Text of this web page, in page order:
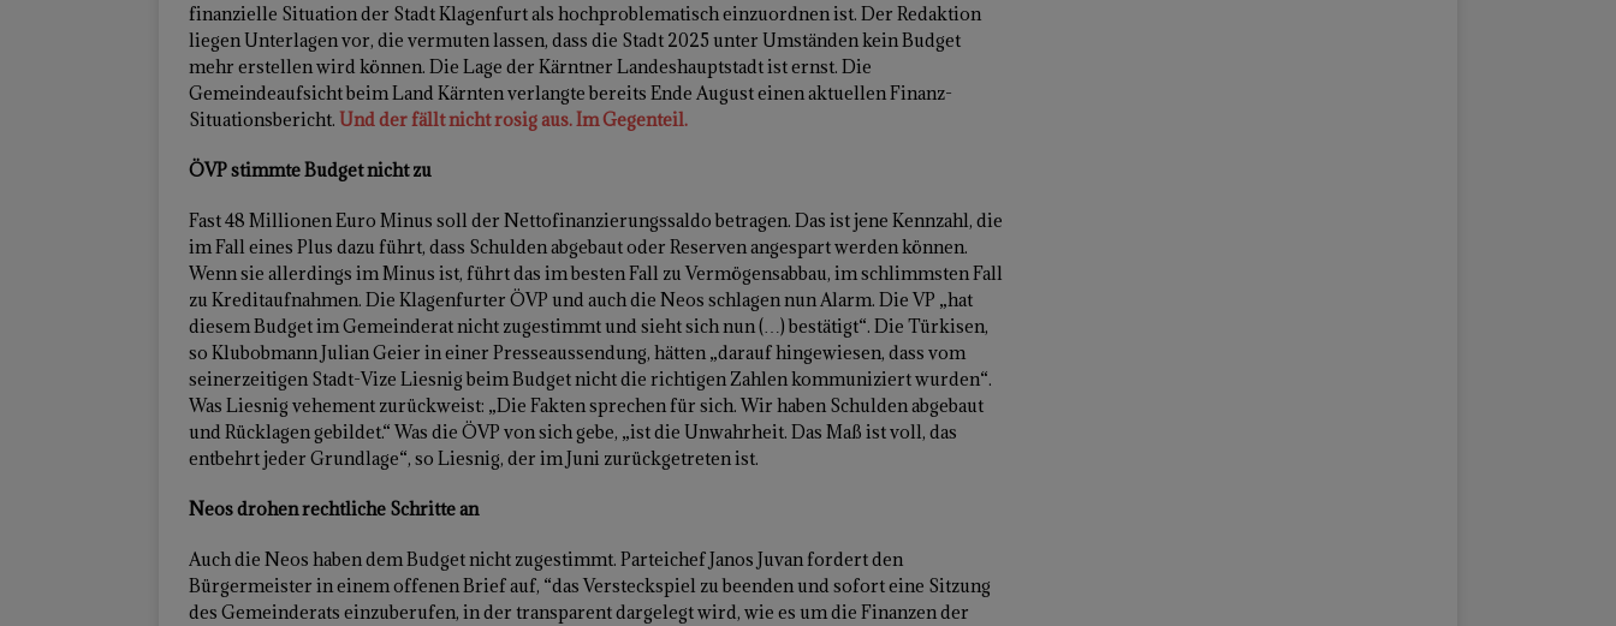
finanzielle Situation der Stadt Klagenfurt als hochproblematisch einzuordnen ist. Der Redaktion
liegen Unterlagen vor, die vermuten lassen, dass die Stadt 2025 unter Umständen kein Budget
mehr erstellen wird können. Die Lage der Kärntner Landeshauptstadt ist ernst. Die
Gemeindeaufsicht beim Land Kärnten verlangte bereits Ende August einen aktuellen Finanz-
Situationsbericht. Und der fällt nicht rosig aus. Im Gegenteil.
ÖVP stimmte Budget nicht zu
Fast 48 Millionen Euro Minus soll der Nettofinanzierungssaldo betragen. Das ist jene Kennzahl, die
im Fall eines Plus dazu führt, dass Schulden abgebaut oder Reserven angespart werden können.
Wenn sie allerdings im Minus ist, führt das im besten Fall zu Vermögensabbau, im schlimmsten Fall
zu Kreditaufnahmen. Die Klagenfurter ÖVP und auch die Neos schlagen nun Alarm. Die VP „hat
diesem Budget im Gemeinderat nicht zugestimmt und sieht sich nun (…) bestätigt“. Die Türkisen,
so Klubobmann Julian Geier in einer Presseaussendung, hätten „darauf hingewiesen, dass vom
seinerzeitigen Stadt-Vize Liesnig beim Budget nicht die richtigen Zahlen kommuniziert wurden“.
Was Liesnig vehement zurückweist: „Die Fakten sprechen für sich. Wir haben Schulden abgebaut
und Rücklagen gebildet.“ Was die ÖVP von sich gebe, „ist die Unwahrheit. Das Maß ist voll, das
entbehrt jeder Grundlage“, so Liesnig, der im Juni zurückgetreten ist.
Neos drohen rechtliche Schritte an
Auch die Neos haben dem Budget nicht zugestimmt. Parteichef Janos Juvan fordert den
Bürgermeister in einem offenen Brief auf, “das Versteckspiel zu beenden und sofort eine Sitzung
des Gemeinderats einzuberufen, in der transparent dargelegt wird, wie es um die Finanzen der